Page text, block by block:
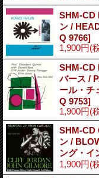
SHM-CD
ン /
Q 9766]
1,900円(
SHM-CD
バース /
ール・チ
Q 9753]
1,900円(
SHM-CD
ン /
ング・イ
1,900円(